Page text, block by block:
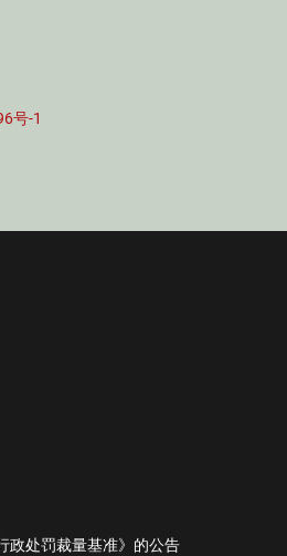
号-1
政处罚裁量基准》的公告